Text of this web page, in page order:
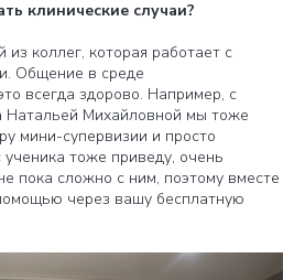
клинические случаи?
коллег, которая работает с
Общение в среде
всегда здорово. Например, с
Натальей Михайловной мы тоже
мини-супервизии и просто
тоже приведу, очень
пока сложно с ним, поэтому вместе
через вашу бесплатную